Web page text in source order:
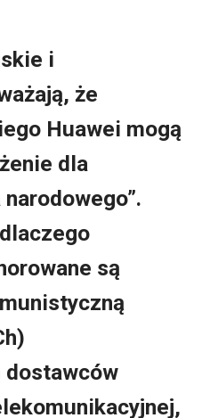
i
że
Huawei mogą
dla
są
dostawców